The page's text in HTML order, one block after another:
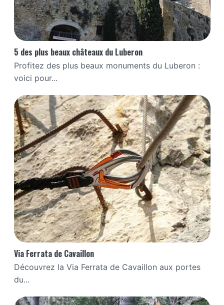
5 des plus beaux châteaux du Luberon
Profitez des plus beaux monuments du Luberon :
voici pour...
Via Ferrata de Cavaillon
Découvrez la Via Ferrata de Cavaillon aux portes
du...